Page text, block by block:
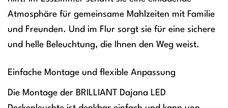
Atmosphäre für gemeinsame Mahlzeiten mit Familie
und Freunden. Und im Flur sorgt sie für eine sichere
und helle Beleuchtung, die Ihnen den Weg weist.
Einfache Montage und flexible Anpassung
Die Montage der BRILLIANT Dajana LED